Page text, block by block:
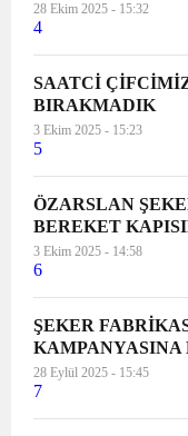
28 Ekim 2025 - 15:32
4
SAATCİ
BIRAKMADIK
3 Ekim 2025 - 15:23
5
ÖZARSLAN
BEREKET
3 Ekim 2025 - 14:58
6
ŞEKER
KAMPANYASINA
28 Eylül 2025 - 15:45
7